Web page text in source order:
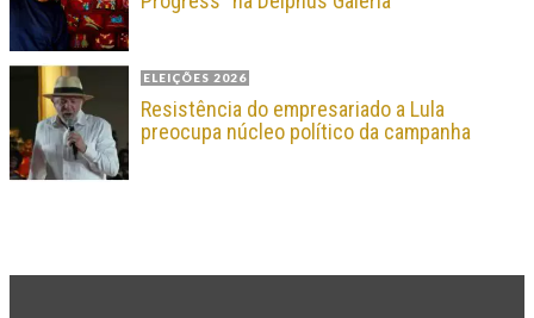
ELEIÇÕES 2026
Resistência do empresariado a Lula
preocupa núcleo político da campanha